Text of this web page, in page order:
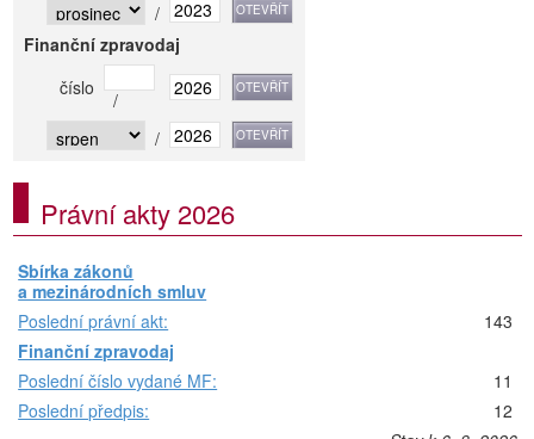
/
Finanční zpravodaj
číslo
/
/
Právní akty 2026
Sbírka zákonů
a mezinárodních smluv
Poslední právní akt:
143
Finanční zpravodaj
Poslední číslo vydané MF:
11
Poslední předpis:
12